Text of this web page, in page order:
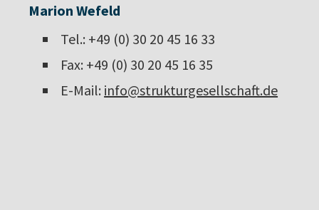
Marion Wefeld
Tel.: +49 (0) 30 20 45 16 33
Fax: +49 (0) 30 20 45 16 35
E-Mail: info@strukturgesellschaft.de